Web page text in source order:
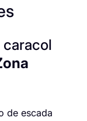
caracol
de escada